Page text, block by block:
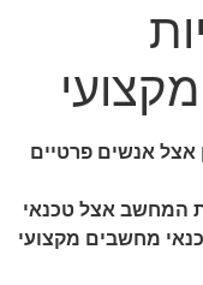
אצל אנשים פרטיים
המחשב אצל טכנאי
מחשבים מקצועי